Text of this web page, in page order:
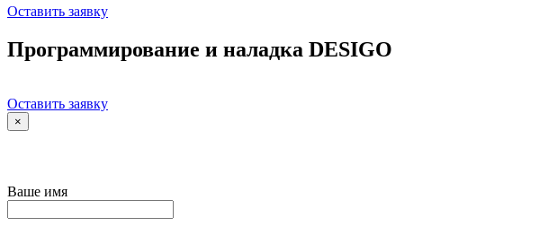
Оставить заявку
Программирование и наладка DESIGO
Оставить заявку
×
Ваше имя